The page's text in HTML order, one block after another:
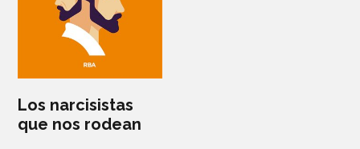
Los narcisistas
que nos rodean